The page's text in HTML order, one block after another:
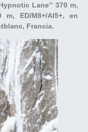
Lane” 370 m,
m, ED/M8+/AI5+, en
Francia.